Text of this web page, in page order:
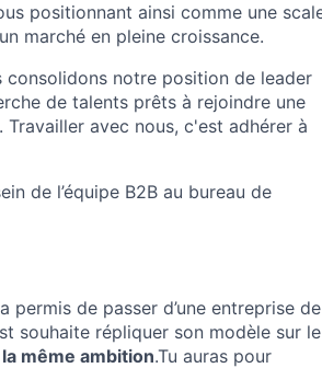
positionnant ainsi comme une
marché en pleine croissance.
notre position de leader
de talents prêts à rejoindre une
avec nous, c'est adhérer à
de l’équipe B2B au bureau de
permis de passer d’une entreprise de
souhaite répliquer son modèle sur le
même ambition.Tu auras pour